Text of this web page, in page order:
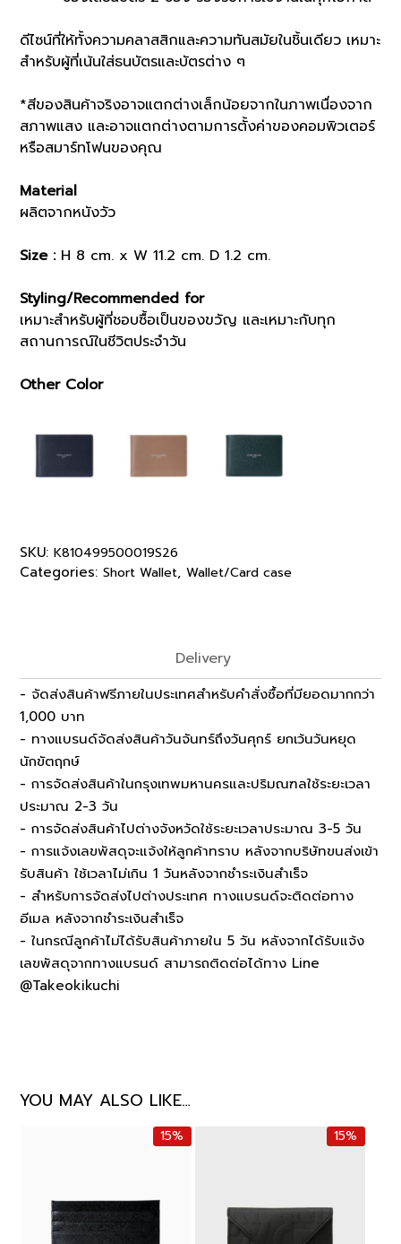
ดีไซน์ที่ให้ทั้งความคลาสสิกและความทันสมัยในชิ้นเดียว เหมาะ
สำหรับผู้ที่เน้นใส่ธนบัตรและบัตรต่าง ๆ
*สีของสินค้าจริงอาจแตกต่างเล็กน้อยจากในภาพเนื่องจาก
สภาพแสง และอาจแตกต่างตามการตั้งค่าของคอมพิวเตอร์
หรือสมาร์ทโฟนของคุณ
Material
ผลิตจากหนังวัว
Size :H 8 cm. x W 11.2 cm. D 1.2 cm.
Styling/Recommended for
เหมาะสำหรับผู้ที่ชอบซื้อเป็นของขวัญ และเหมาะกับทุก
สถานการณ์ในชีวิตประจำวัน
Other Color
SKU: K810499500019S26
Categories: Short Wallet, Wallet/Card case
Delivery
- จัดส่งสินค้าฟรีภายในประเทศสำหรับคำสั่งซื้อที่มียอดมากกว่า
1,000 บาท
- ทางแบรนด์จัดส่งสินค้าวันจันทร์ถึงวันศุกร์ ยกเว้นวันหยุด
นักขัตฤกษ์
- การจัดส่งสินค้าในกรุงเทพมหานครและปริมณฑลใช้ระยะเวลา
ประมาณ 2-3 วัน
- การจัดส่งสินค้าไปต่างจังหวัดใช้ระยะเวลาประมาณ 3-5 วัน
- การแจ้งเลขพัสดุจะแจ้งให้ลูกค้าทราบ หลังจากบริษัทขนส่งเข้า
รับสินค้า ใช้เวลาไม่เกิน 1 วันหลังจากชำระเงินสำเร็จ
- สำหรับการจัดส่งไปต่างประเทศ ทางแบรนด์จะติดต่อทาง
อีเมล หลังจากชำระเงินสำเร็จ
- ในกรณีลูกค้าไม่ได้รับสินค้าภายใน 5 วัน หลังจากได้รับแจ้ง
เลขพัสดุจากทางแบรนด์ สามารถติดต่อได้ทาง Line
@Takeokikuchi
YOU MAY ALSO LIKE…
15% 15%